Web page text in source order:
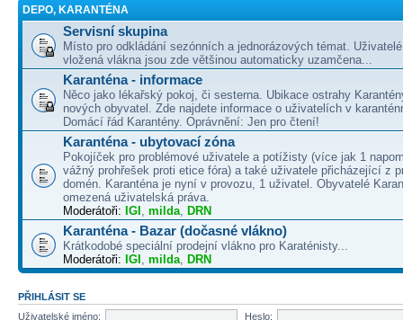
DEPO, KARANTÉNA
Servisní skupina
Místo pro odkládání sezónních a jednorázových témat.
vložená vlákna jsou zde většinou automaticky uzamčena...
Karanténa - informace
Něco jako lékařský pokoj, či sesterna. Ubikace ostrahy
nových obyvatel. Zde najdete informace o uživatelích v
Domácí řád Karantény. Oprávnění: Jen pro čtení!
Karanténa - ubytovací zóna
Pokojíček pro problémové uživatele a potížisty (více jak 1
vážný prohřešek proti etice fóra) a také uživatele přicházející z
domén. Karanténa je nyní v provozu, 1 uživatel. Obyvatelé
omezená uživatelská práva.
Moderátoři: IGI , milda, DRN
Karanténa - Bazar (dočasné vlákno)
Krátkodobé speciální prodejní vlákno pro Karaténisty...
Moderátoři: IGI , milda, DRN
PŘIHLÁSIT SE
Uživatelské jméno:
Heslo: